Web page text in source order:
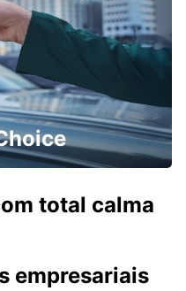
total calma
empresariais